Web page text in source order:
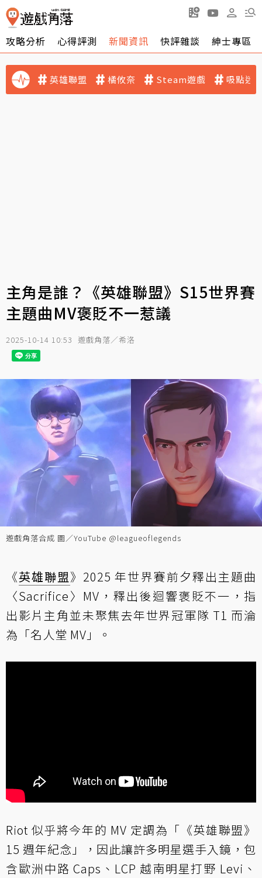
攻略分析 心得評測 新聞資訊 快評雜談 紳士專區
英雄聯盟 橘攸奈 Steam遊戲 吸點迷
主角是誰？《英雄聯盟》S15世界賽
主題曲MV褒貶不一惹議
2025-10-14 10:53 遊戲角落／希洛
遊戲角落合成 圖／YouTube @leagueoflegends
《英雄聯盟》2025 年世界賽前夕釋出主題曲
〈Sacrifice〉MV，釋出後迴響褒貶不一，指
出影片主角並未聚焦去年世界冠軍隊 T1 而淪
為「名人堂 MV」。
Riot 似乎將今年的 MV 定調為「《英雄聯盟》
15 週年紀念」，因此讓許多明星選手入鏡，包
含歐洲中路 Caps、LCP 越南明星打野 Levi、